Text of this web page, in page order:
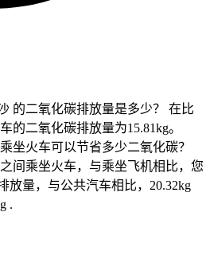
的二氧化碳排放量是多少？
在比
的二氧化碳排放量为15.81kg。
坐火车可以节省多少二氧化碳？
间乘坐火车，与乘坐飞机相比，您
放量，与公共汽车相比，20.32kg
.